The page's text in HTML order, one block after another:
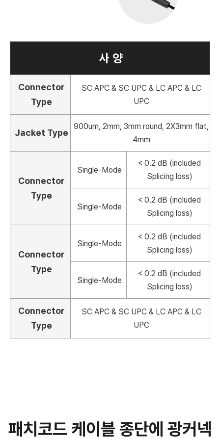
사 양
Connector
Type
SC APC & SC UPC & LC APC & LC
UPC
Jacket Type
900um, 2mm, 3mm round, 2X3mm flat,
4mm
Connector
Type
Single-Mode
< 0.2 dB (included
Splicing loss)
Single-Mode
< 0.2 dB (included
Splicing loss)
Connector
Type
Single-Mode
< 0.2 dB (included
Splicing loss)
Single-Mode
< 0.2 dB (included
Splicing loss)
Connector
Type
SC APC & SC UPC & LC APC & LC
UPC
패치코드 케이블 종단에 광커넥